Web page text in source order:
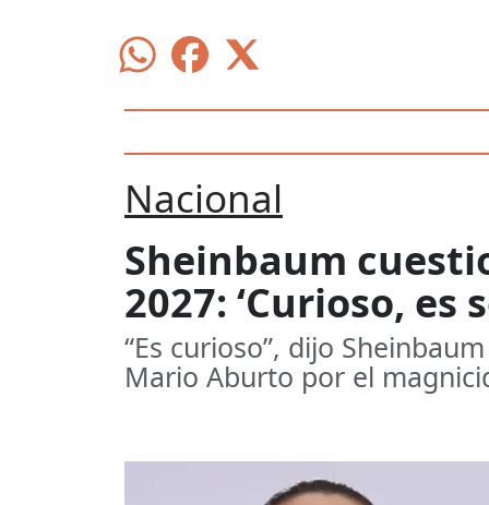
Nacional
Sheinbaum
2027: ‘Curioso, es
“Es curioso”, dijo
Mario Aburto por el